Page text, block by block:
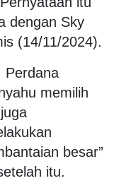
dengan Sky
(14/11/2024).
Perdana
memilih
besar”
itu.